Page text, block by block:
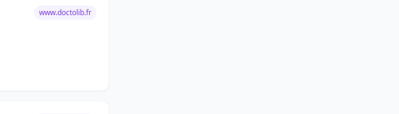
www.doctolib.fr